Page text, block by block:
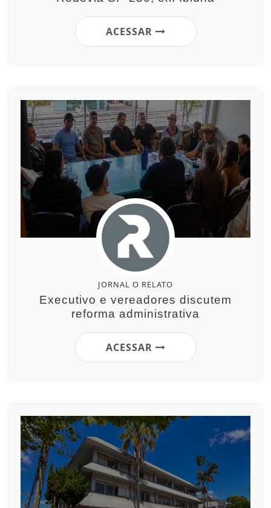
ACESSAR
JORNAL O RELATO
Executivo e vereadores discutem
reforma administrativa
ACESSAR